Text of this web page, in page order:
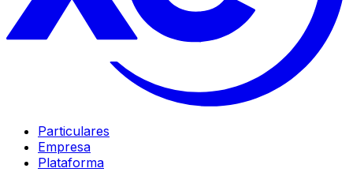
Particulares
Empresa
Plataforma